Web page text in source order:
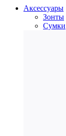
Аксессуары
Зонты
Сумки